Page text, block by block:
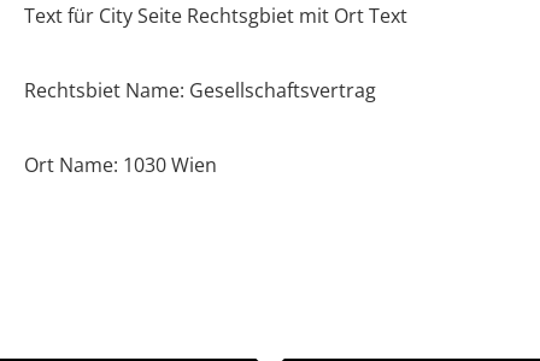
Text für City Seite Rechtsgbiet mit Ort Text
Rechtsbiet Name: Gesellschaftsvertrag
Ort Name: 1030 Wien